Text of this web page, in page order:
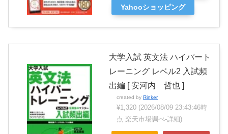
Yahooショッピング
大学入試 英文法 ハイパート
レーニング レベル2 入試頻
出編 [ 安河内 哲也 ]
created by Rinker
¥1,320 (2026/08/09 23:43:46時
点 楽天市場調べ-詳細)